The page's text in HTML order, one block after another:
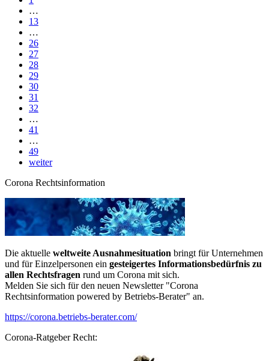
…
13
…
26
27
28
29
30
31
32
…
41
…
49
weiter
Corona Rechtsinformation
Die aktuelle weltweite Ausnahmesituation bringt für Unternehmen
und für Einzelpersonen ein gesteigertes Informationsbedürfnis zu
allen Rechtsfragen rund um Corona mit sich.
Melden Sie sich für den neuen Newsletter "Corona
Rechtsinformation powered by Betriebs-Berater" an.
https://corona.betriebs-berater.com/
Corona-Ratgeber Recht: